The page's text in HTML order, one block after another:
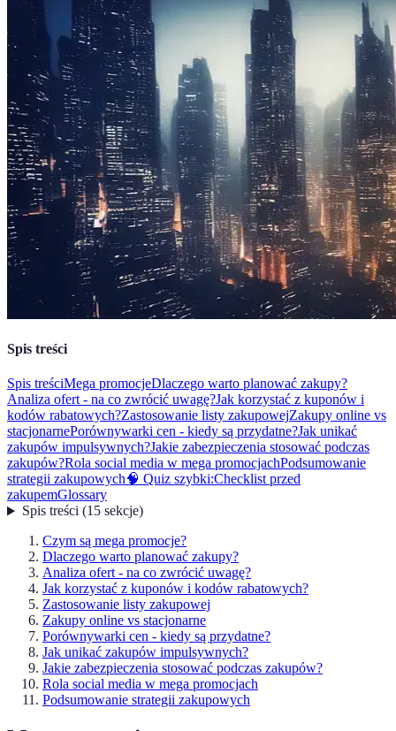
Spis treści
Spis treściMega promocjeDlaczego warto planować zakupy?
Analiza ofert - na co zwrócić uwagę?Jak korzystać z kuponów i
kodów rabatowych?Zastosowanie listy zakupowejZakupy online vs
stacjonarnePorównywarki cen - kiedy są przydatne?Jak unikać
zakupów impulsywnych?Jakie zabezpieczenia stosować podczas
zakupów?Rola social media w mega promocjachPodsumowanie
strategii zakupowych🧠 Quiz szybki:Checklist przed
zakupemGlossary
Spis treści(15 sekcje)
Czym są mega promocje?
Dlaczego warto planować zakupy?
Analiza ofert - na co zwrócić uwagę?
Jak korzystać z kuponów i kodów rabatowych?
Zastosowanie listy zakupowej
Zakupy online vs stacjonarne
Porównywarki cen - kiedy są przydatne?
Jak unikać zakupów impulsywnych?
Jakie zabezpieczenia stosować podczas zakupów?
Rola social media w mega promocjach
Podsumowanie strategii zakupowych